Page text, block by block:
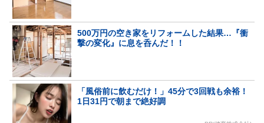
500万円の空き家をリフォームした結果…『衝
撃の変化』に息を呑んだ！！
「風俗前に飲むだけ！」45分で3回戦も余裕！
1日31円で朝まで絶好調